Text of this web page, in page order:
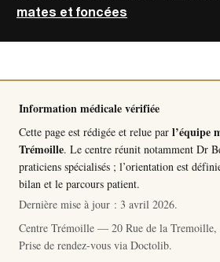
mates et foncées
Information médicale vérifiée
Cette page est rédigée et relue par l’équipe
Trémoille. Le centre réunit notamment Dr
praticiens spécialisés ; l’orientation est
bilan et le parcours patient.
Dernière mise à jour : 3 avril 2026.
Centre Trémoille — 20 Rue de la Tremoille,
Prise de rendez-vous via Doctolib.